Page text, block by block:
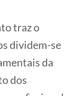
traz o
dividem-se
da
dos